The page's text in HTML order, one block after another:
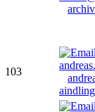
103